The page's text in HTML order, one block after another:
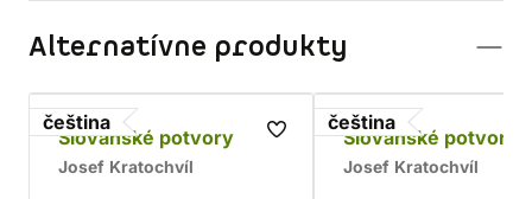
Alternatívne produkty
čeština
Slovanské potvory
Josef Kratochvíl
čeština
Slovanské potvory
Josef Kratochvíl